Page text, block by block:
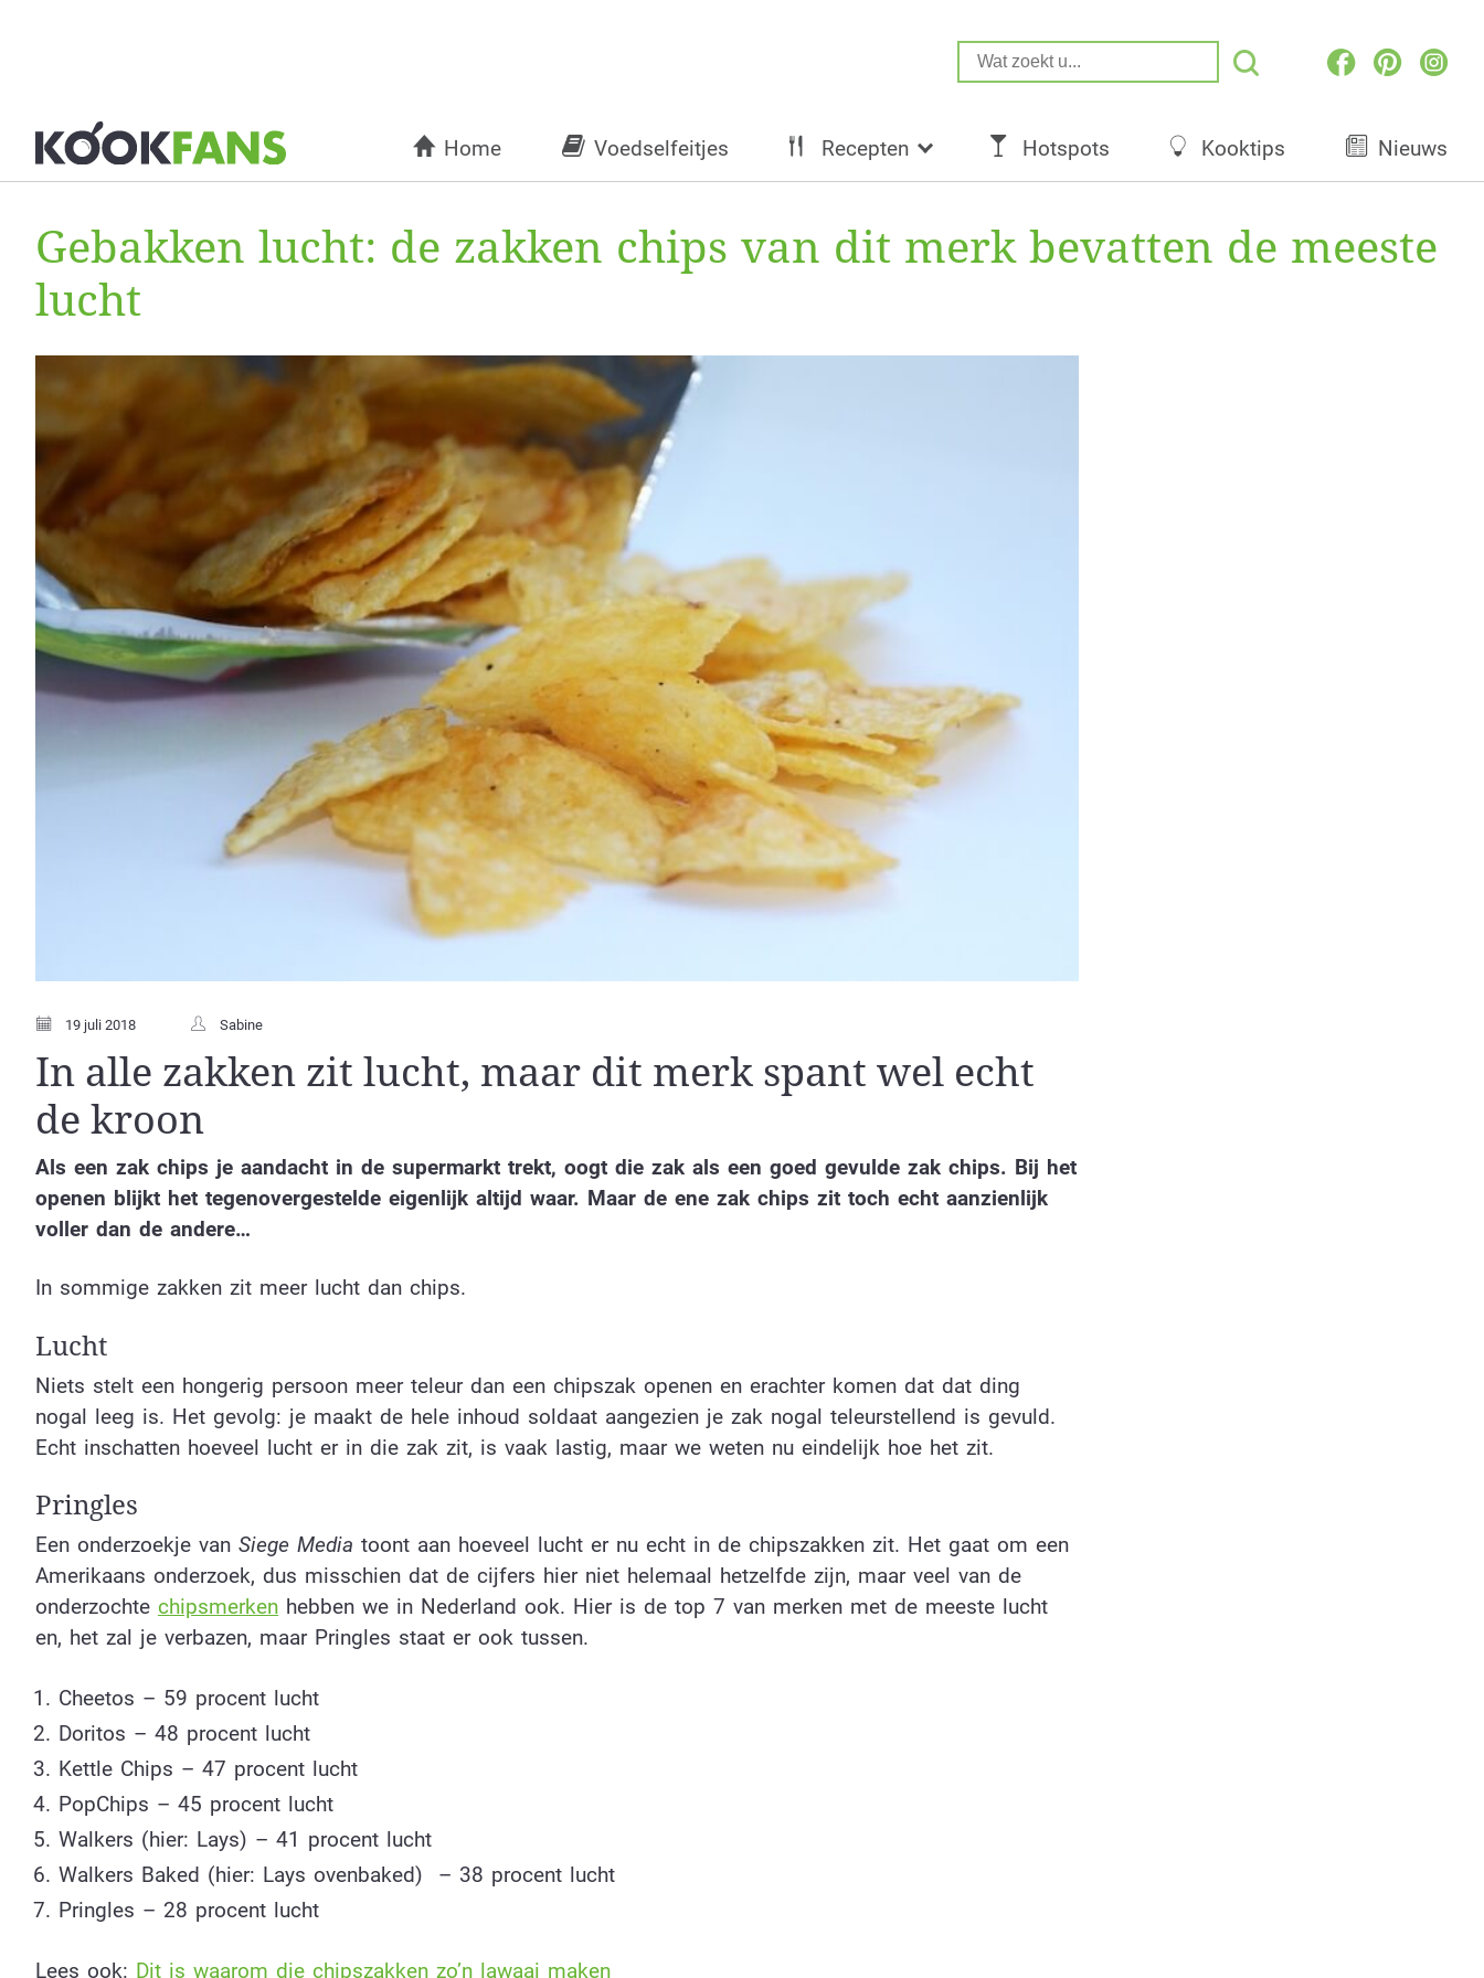
Home Voedselfeitjes Recepten Hotspots Kooktips Nieuws
Gebakken lucht: de zakken chips van dit merk bevatten de meeste
lucht
19 juli 2018 Sabine
In alle zakken zit lucht, maar dit merk spant wel echt
de kroon
Als een zak chips je aandacht in de supermarkt trekt, oogt die zak als een goed gevulde zak chips. Bij het
openen blijkt het tegenovergestelde eigenlijk altijd waar. Maar de ene zak chips zit toch echt aanzienlijk
voller dan de andere…
In sommige zakken zit meer lucht dan chips.
Lucht
Niets stelt een hongerig persoon meer teleur dan een chipszak openen en erachter komen dat dat ding
nogal leeg is. Het gevolg: je maakt de hele inhoud soldaat aangezien je zak nogal teleurstellend is gevuld.
Echt inschatten hoeveel lucht er in die zak zit, is vaak lastig, maar we weten nu eindelijk hoe het zit.
Pringles
Een onderzoekje van Siege Media toont aan hoeveel lucht er nu echt in de chipszakken zit. Het gaat om een
Amerikaans onderzoek, dus misschien dat de cijfers hier niet helemaal hetzelfde zijn, maar veel van de
onderzochte chipsmerken hebben we in Nederland ook. Hier is de top 7 van merken met de meeste lucht
en, het zal je verbazen, maar Pringles staat er ook tussen.
Cheetos – 59 procent lucht
Doritos – 48 procent lucht
Kettle Chips – 47 procent lucht
PopChips – 45 procent lucht
Walkers (hier: Lays) – 41 procent lucht
Walkers Baked (hier: Lays ovenbaked)
– 38 procent lucht
Pringles – 28 procent lucht
Lees ook: Dit is waarom die chipszakken zo’n lawaai maken